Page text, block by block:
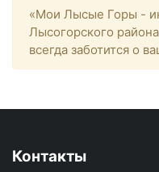
«Мои Лысые Горы -
Лысогорского
всегда заботится о
Контакты